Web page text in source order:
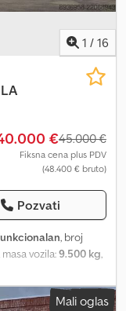
1 / 16
€45.000 €
Fiksna cena plus PDV
(48.400 € bruto)
Pozvati
, broj
vozila:9.500 kg,
opterećenje osovine
osovine (osovina 2):
Mali oglas